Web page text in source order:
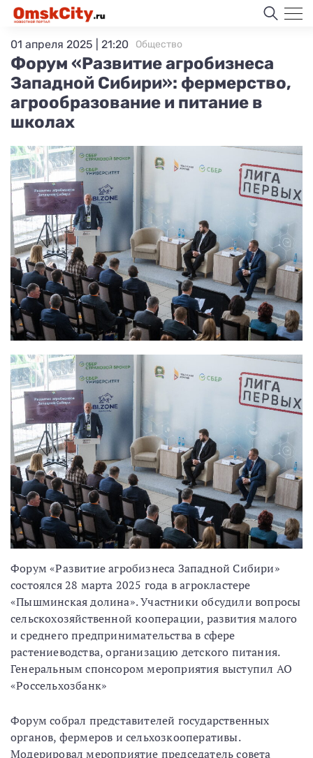
Форум «Развитие агробизнеса
Западной Сибири»: фермерство,
агрообразование и питание в
школах
01 апреля 2025 | 21:20 Общество
Форум «Развитие агробизнеса Западной Сибири»
состоялся 28 марта 2025 года в агрокластере
«Пышминская долина». Участники обсудили вопросы
сельскохозяйственной кооперации, развития малого
и среднего предпринимательства в сфере
растениеводства, организацию детского питания.
Генеральным спонсором мероприятия выступил АО
«Россельхозбанк»
Форум собрал представителей государственных
органов, фермеров и сельхозкооперативы.
Модерировал мероприятие председатель совета